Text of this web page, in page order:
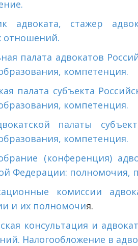
адвоката, стажер
отношений.
палата адвокатов
компетенция.
палата субъекта
компетенция.
палаты
компетенция.
(конференция)
Федерации: полномочия,
комиссии
и их полномочия.
консультация и
Налогообложение в